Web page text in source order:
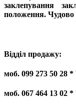
заклепування
положення. Чудово
Відділ продажу:
моб. 099 273 50 28
моб. 067 464 13 02